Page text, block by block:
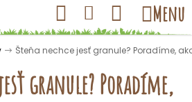
Hľadať Prihlásenie
Nákupný
košík
Menu
Šteňa nechce jesť granule? Poradíme,
granule? Poradíme,